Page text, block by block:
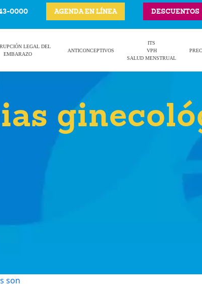
0000 AGENDA EN LÍNEA DESCUENTOS
LEGAL DEL
EMBARAZO
ANTICONCEPTIVOS
ITS
VPH
SALUD MENSTRUAL